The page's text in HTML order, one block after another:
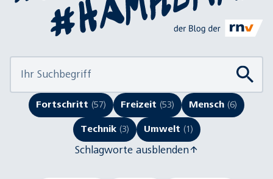
Fortschritt (57) Freizeit (53) Mensch (6)
Technik (3) Umwelt (1)
Schlagworte ausblenden